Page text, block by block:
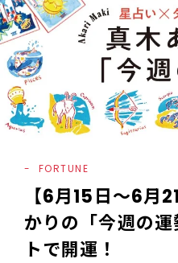
FORTUNE
【6月15日〜6月
かりの「今週の
トで開運！